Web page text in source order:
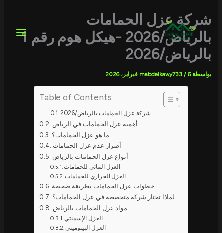
المحتوى
شركة عزل الحمامات
بالرياض/2026 -هيكل هوم رقم 1
بالرياض/2026
بواسطة mabdelkawy733 / 6 فبراير، 2026
Table of Contents
شركة عزل الحمامات بالرياض/2026
أهمية عزل الحمامات في الرياض
ما هو عزل الحمامات؟
أضرار عدم عزل الحمامات
أنواع عزل الحمامات بالرياض
العزل المائي للحمامات
العزل الحراري للحمامات
خطوات عزل الحمامات بطريقة صحيحة
لماذا تختار شركة متخصصة في عزل الحمامات؟
مواد عزل الحمامات بالرياض
العزل الإسمنتي
العزل البيتوميني